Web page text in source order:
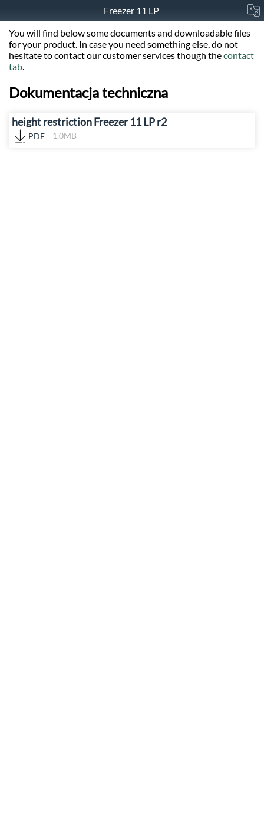
Freezer 11 LP
You will find below some documents and downloadable files
for your product. In case you need something else, do not
hesitate to contact our customer services though thecontact
tab.
Dokumentacja techniczna
height restriction Freezer 11 LP r2
PDF 1.0MB